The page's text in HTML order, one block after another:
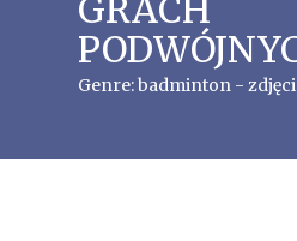
GRACH
Genre:badminton -